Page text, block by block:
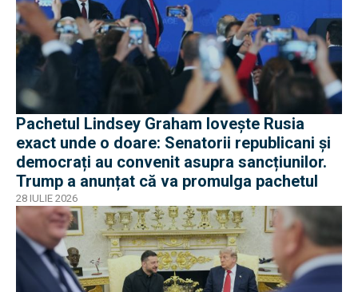
Pachetul Lindsey Graham lovește Rusia
exact unde o doare: Senatorii republicani și
democrați au convenit asupra sancțiunilor.
Trump a anunțat că va promulga pachetul
28 IULIE 2026